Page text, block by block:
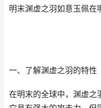
明末渊虚之羽如意玉佩在
一、了解渊虚之羽的特性
在明末的全球中，渊虚之